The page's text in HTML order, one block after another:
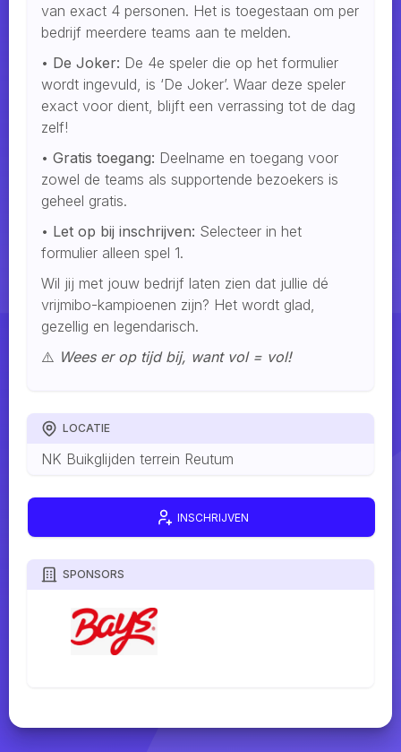
van exact 4 personen. Het is toegestaan om per
bedrijf meerdere teams aan te melden.
• De Joker: De 4e speler die op het formulier
wordt ingevuld, is ‘De Joker’. Waar deze speler
exact voor dient, blijft een verrassing tot de dag
zelf!
• Gratis toegang: Deelname en toegang voor
zowel de teams als supportende bezoekers is
geheel gratis.
• Let op bij inschrijven: Selecteer in het
formulier alleen spel 1.
Wil jij met jouw bedrijf laten zien dat jullie dé
vrijmibo-kampioenen zijn? Het wordt glad,
gezellig en legendarisch.
⚠️ Wees er op tijd bij, want vol = vol!
LOCATIE
NK Buikglijden terrein Reutum
INSCHRIJVEN
SPONSORS